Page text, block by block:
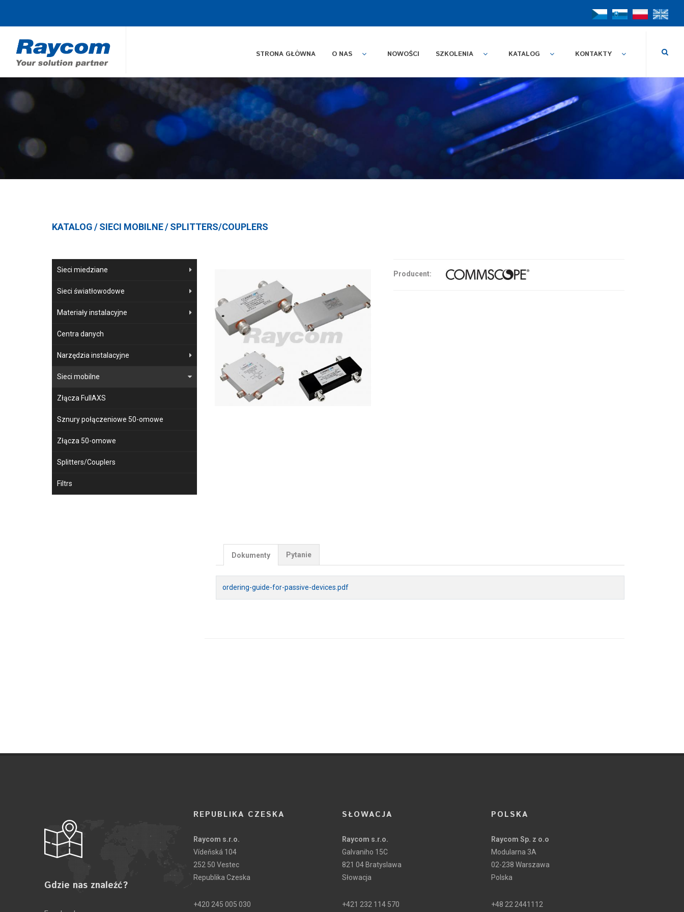
STRONA GŁÓWNA O NAS NOWOŚCI SZKOLENIA KATALOG KONTAKTY
KATALOG/SIECI MOBILNE/SPLITTERS/COUPLERS
Sieci miedziane
Sieci światłowodowe
Materiały instalacyjne
Centra danych
Narzędzia instalacyjne
Sieci mobilne
Złącza FullAXS
Sznury połączeniowe 50-omowe
Złącza 50-omowe
Splitters/Couplers
Filtrs
Producent:
Dokumenty Pytanie
ordering-guide-for-passive-devices.pdf
Gdzie nas znaleźć?
REPUBLIKA CZESKA
Raycom s.r.o.
Vídeňská 104
252 50 Vestec
Republika Czeska
+420 245 005 030
SŁOWACJA
Raycom s.r.o.
Galvaniho 15C
821 04 Bratyslawa
Słowacja
+421 232 114 570
POLSKA
Raycom Sp. z o.o
Modularna 3A
02-238 Warszawa
Polska
+48 22 2441112